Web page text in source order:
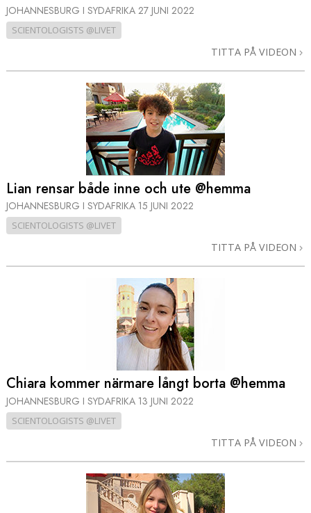
JOHANNESBURG I SYDAFRIKA 27 JUNI 2022
SCIENTOLOGISTS @LIVET
TITTA PÅ VIDEON
Lian rensar både inne och ute @hemma
JOHANNESBURG I SYDAFRIKA 15 JUNI 2022
SCIENTOLOGISTS @LIVET
TITTA PÅ VIDEON
Chiara kommer närmare långt borta @hemma
JOHANNESBURG I SYDAFRIKA 13 JUNI 2022
SCIENTOLOGISTS @LIVET
TITTA PÅ VIDEON